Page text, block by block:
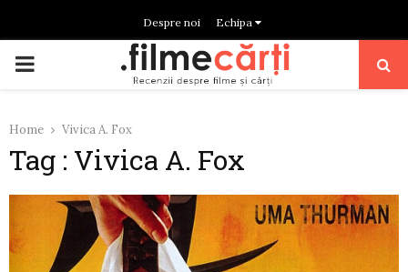
Despre noi Echipa
PRIMARY
Home Vivica A. Fox
Tag : Vivica A. Fox